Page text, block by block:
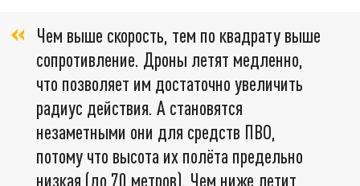
Чем выше скорость, тем по квадрату выше
сопротивление. Дроны летят медленно,
что позволяет им достаточно увеличить
радиус действия. А становятся
незаметными они для средств ПВО,
потому что высота их полёта предельно
низкая (до 70 метров). Чем ниже летит